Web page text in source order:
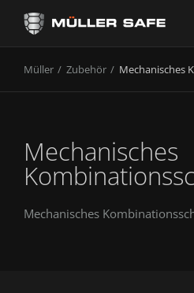
Müller Zubehör Mechanisches
Mechanisches
Mechanisches